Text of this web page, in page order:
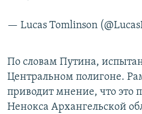
— Lucas Tomlinson
По словам Путина,
Центральном полигоне.
приводит мнение, что это
Ненокса Архангельской